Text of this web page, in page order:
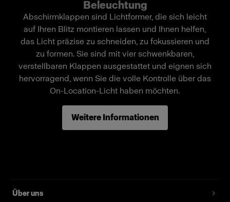
Sie seinen Leuchtwinkel präzise steuern.
Merkmale
Dient zum Steuern und Abschatten des Lichts.
Vier individuell einstellbare Abschirmklappen.
Kompakt und hochwertig.
Beleuchtung
Abschirmklappen sind Lichtformer, die sich leicht
auf Ihren Blitz montieren lassen und Ihnen helfen,
das Licht präzise zu schneiden, zu fokussieren und
zu formen. Sie sind mit vier schwenkbaren,
verstellbaren Klappen ausgestattet und eignen sich
hervorragend, wenn Sie die volle Kontrolle über das
On-Location-Licht haben möchten.
Weitere Informationen
Über uns